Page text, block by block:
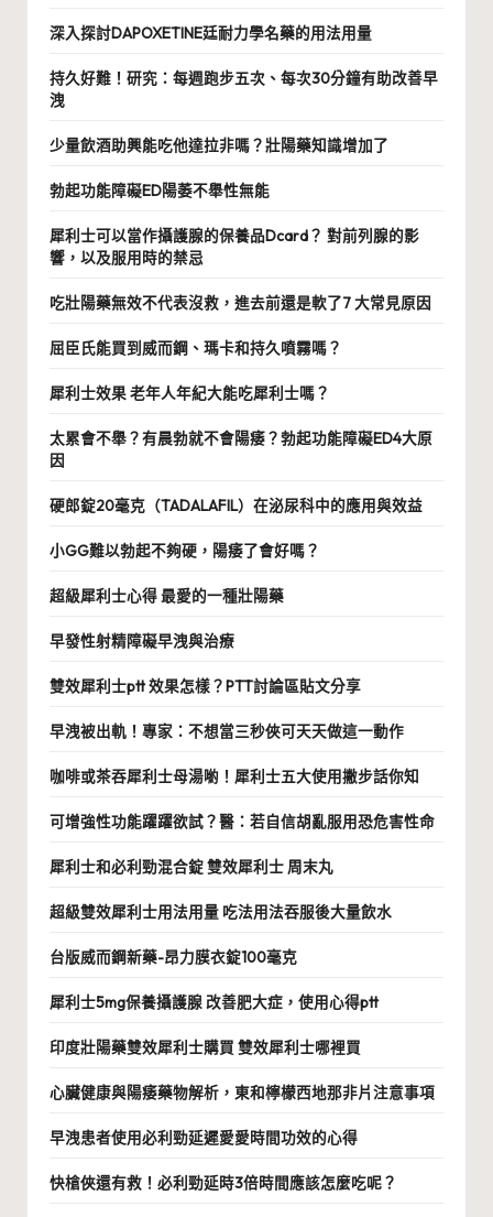
深入探討DAPOXETINE廷耐力學名藥的用法用量
持久好難！研究：每週跑步五次、每次30分鐘有助改善早
洩
少量飲酒助興能吃他達拉非嗎？壯陽藥知識增加了
勃起功能障礙ED陽萎不舉性無能
犀利士可以當作攝護腺的保養品Dcard？ 對前列腺的影
響，以及服用時的禁忌
吃壯陽藥無效不代表沒救，進去前還是軟了7 大常見原因
屈臣氏能買到威而鋼、瑪卡和持久噴霧嗎？
犀利士效果 老年人年紀大能吃犀利士嗎？
太累會不舉？有晨勃就不會陽痿？勃起功能障礙ED4大原
因
硬郎錠20毫克（TADALAFIL）在泌尿科中的應用與效益
小GG難以勃起不夠硬，陽痿了會好嗎？
超級犀利士心得 最愛的一種壯陽藥
早發性射精障礙早洩與治療
雙效犀利士ptt 效果怎樣？PTT討論區貼文分享
早洩被出軌！專家：不想當三秒俠可天天做這一動作
咖啡或茶吞犀利士母湯喲！犀利士五大使用撇步話你知
可增強性功能躍躍欲試？醫：若自信胡亂服用恐危害性命
犀利士和必利勁混合錠 雙效犀利士 周末丸
超級雙效犀利士用法用量 吃法用法吞服後大量飲水
台版威而鋼新藥-昂力膜衣錠100毫克
犀利士5mg保養攝護腺 改善肥大症，使用心得ptt
印度壯陽藥雙效犀利士購買 雙效犀利士哪裡買
心臟健康與陽痿藥物解析，東和檸檬西地那非片注意事項
早洩患者使用必利勁延遲愛愛時間功效的心得
快槍俠還有救！必利勁延時3倍時間應該怎麼吃呢？